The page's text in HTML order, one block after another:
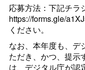
応募方法：下記チラ
https://forms.gle/
ください。
なお、本年度も、デ
ただき、かつ、提示
は、デジタル庁が認